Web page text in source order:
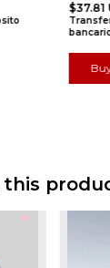
$37.81
this